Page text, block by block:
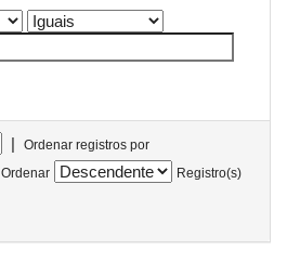
|
Ordenar registros por
Ordenar
Registro(s)